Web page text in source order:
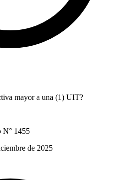
mayor a una (1) UIT?
N° 1455
de 2025